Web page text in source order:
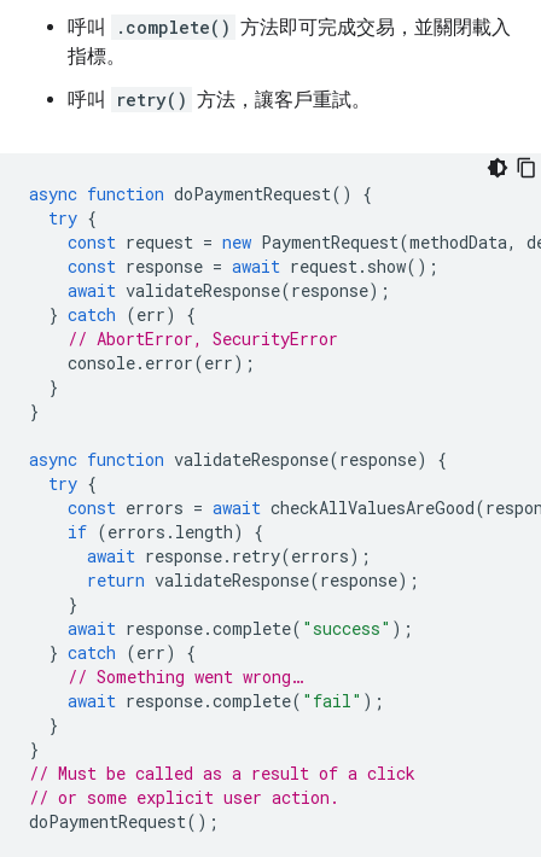
呼叫 .complete() 方法即可完成交易，並關閉載入
指標。
呼叫
retry() 方法，讓客戶重試。
async function doPaymentRequest()
{
try {
const request = new PaymentRequest(methodData,
const response = await request. show();
await validateResponse(response);
} catch (err)
{
// AbortError, SecurityError
console. error(err);
}
}
async function validateResponse(response)
{
try {
const errors = await checkAllValuesAreGood(
if (errors . length)
{
await response. retry(errors);
return validateResponse(response);
}
await response.complete( "success" );
} catch (err)
{
// Something went wrong…
await response.complete( "fail" );
}
}
// Must be called as a result of a click
// or some explicit user action.
doPaymentRequest();